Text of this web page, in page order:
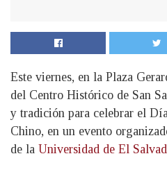
Este viernes, en la Plaza
del Centro Histórico de San
y tradición para celebrar el
Chino, en un evento
de la Universidad de El